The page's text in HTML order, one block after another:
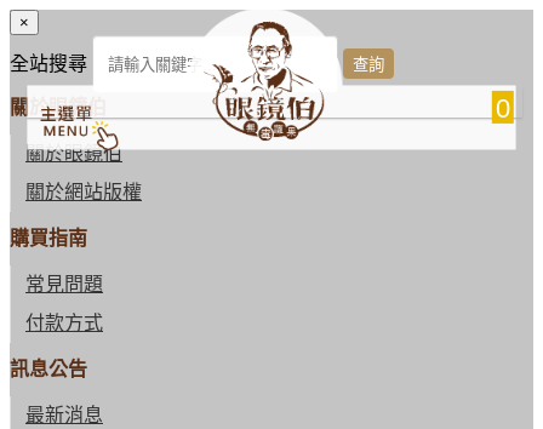
0
×
全站搜尋
關於眼鏡伯
關於眼鏡伯
關於網站版權
購買指南
常見問題
付款方式
訊息公告
最新消息